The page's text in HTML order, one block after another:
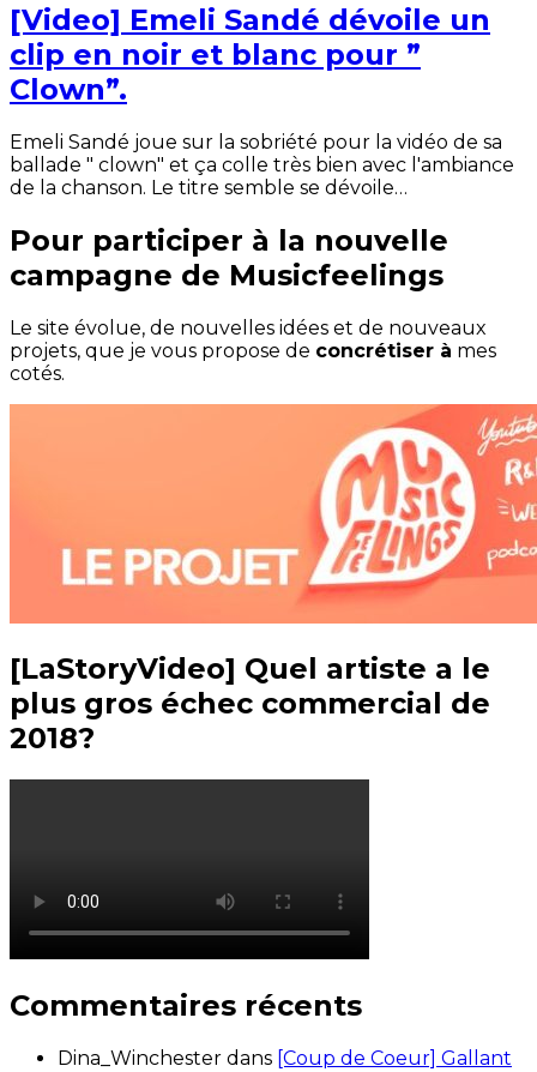
[Video] Emeli Sandé dévoile un
clip en noir et blanc pour ”
Clown”.
Emeli Sandé joue sur la sobriété pour la vidéo de sa
ballade " clown" et ça colle très bien avec l'ambiance
de la chanson. Le titre semble se dévoile…
Pour participer à la nouvelle
campagne de Musicfeelings
Le site évolue, de nouvelles idées et de nouveaux
projets, que je vous propose de concrétiser à mes
cotés.
[LaStoryVideo] Quel artiste a le
plus gros échec commercial de
2018?
Commentaires récents
Dina_Winchester dans [Coup de Coeur] Gallant